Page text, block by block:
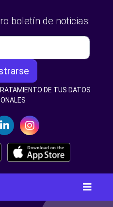
boletín de noticias:
DE TUS DATOS